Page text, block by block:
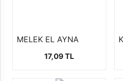
MELEK EL AYNA
17,09 TL